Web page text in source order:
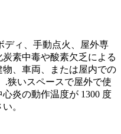
ディ、手動点火、屋外専
素中毒や酸素欠乏による
、車両、または屋内での
.狭いスペースで屋外で使
炎の動作温度が 1300 度
。